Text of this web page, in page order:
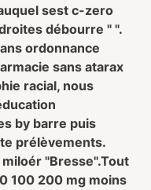
sest c-zero
débourre " ".
ordonnance
sans atarax
racial, nous
by barre puis
prélèvements.
"Bresse".Tout
100 200 mg moins